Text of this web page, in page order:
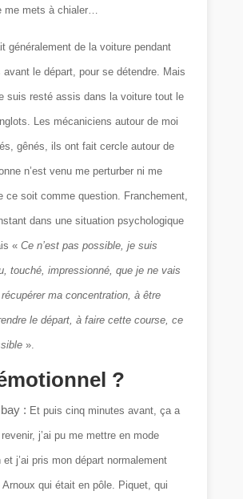
me mets à chialer…
généralement de la voiture pendant
le départ, pour se détendre. Mais
suis resté assis dans la voiture tout le
Les mécaniciens autour de moi
gênés, ils ont fait cercle autour de
n’est venu me perturber ni me
ce soit comme question. Franchement,
dans une situation psychologique
«Ce n’est pas possible, je suis
touché, impressionné, que je ne vais
ma concentration, à être
le départ, à faire cette course, ce
».
?
: Et puis cinq minutes avant, ça a
j’ai pu me mettre en mode
j’ai pris mon départ normalement
Arnoux qui était en pôle. Piquet, qui